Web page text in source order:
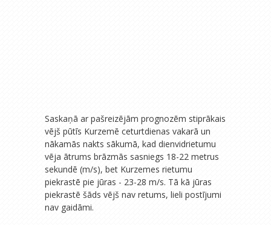
Saskaņā ar pašreizējām prognozēm stiprākais
vējš pūtīs Kurzemē ceturtdienas vakarā un
nākamās nakts sākumā, kad dienvidrietumu
vēja ātrums brāzmās sasniegs 18-22 metrus
sekundē (m/s), bet Kurzemes rietumu
piekrastē pie jūras - 23-28 m/s. Tā kā jūras
piekrastē šāds vējš nav retums, lieli postījumi
nav gaidāmi.